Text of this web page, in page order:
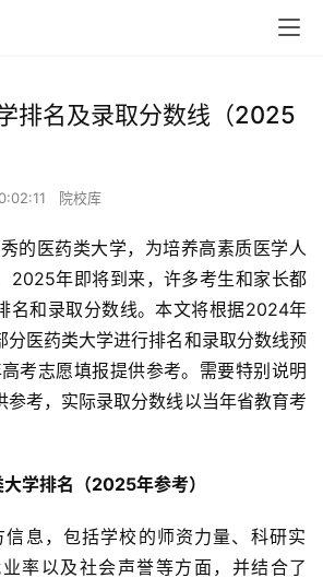
排名及录取分数线（2025
院校库
2025年即将到来，许多考生和家长都
名和录取分数线。本文将根据2024年
分医药类大学进行排名和录取分数线预
考志愿填报提供参考。需要特别说明
参考，实际录取分数线以当年省教育考
大学排名（2025年参考）
率以及社会声誉等方面，并结合了